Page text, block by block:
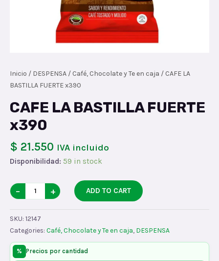
Inicio / DESPENSA / Café, Chocolate y Te en caja / CAFE LA
BASTILLA FUERTE x390
CAFE LA BASTILLA FUERTE
x390
$ 21.550 IVA incluido
Disponibilidad: 59 in stock
CAFE
LA
BASTILLA
FUERTE
x390
quantity
− + ADD TO CART
SKU: 12147
Categories: Café, Chocolate y Te en caja, DESPENSA
% Precios por cantidad